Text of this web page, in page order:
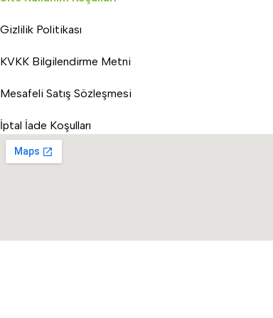
Gizlilik Politikası
KVKK Bilgilendirme Metni
Mesafeli Satış Sözleşmesi
İptal İade Koşulları